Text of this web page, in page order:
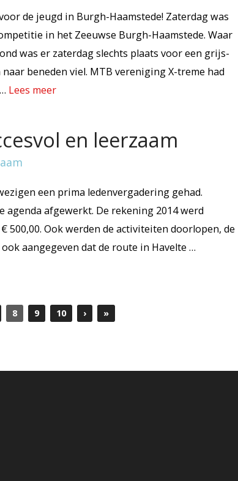
de jeugd in Burgh-Haamstede! Zaterdag was
in het Zeeuwse Burgh-Haamstede. Waar
was er zaterdag slechts plaats voor een grijs-
beneden viel. MTB vereniging X-treme had
Lees meer
en leerzaam
een prima ledenvergadering gehad.
afgewerkt. De rekening 2014 werd
500,00. Ook werden de activiteiten doorlopen, de
aangegeven dat de route in Havelte …
8 9 10 › »